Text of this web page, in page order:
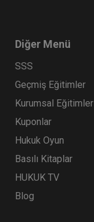
Diğer Menü
SSS
Geçmiş Eğitimler
Kurumsal Eğitimler
Kuponlar
Hukuk Oyun
Basılı Kitaplar
HUKUK TV
Blog